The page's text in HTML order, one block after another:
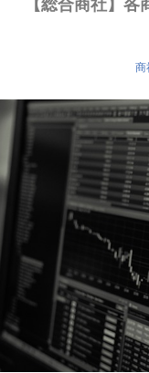
【総合商社】
商